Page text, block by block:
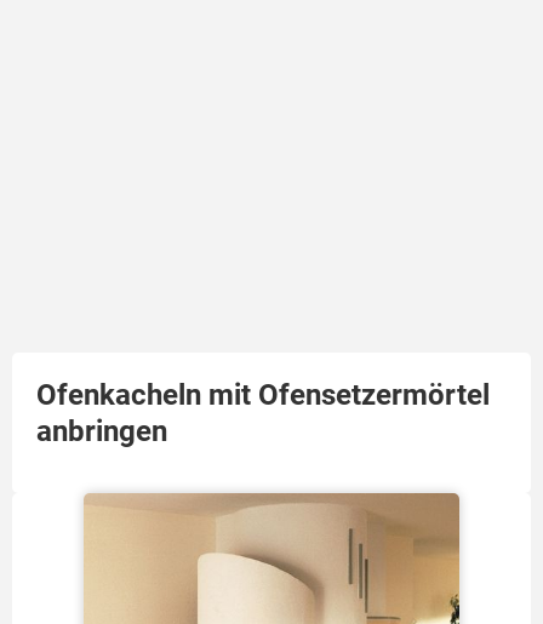
Ofenkacheln mit Ofensetzermörtel
anbringen